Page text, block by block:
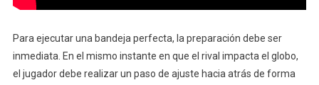
Para ejecutar una bandeja perfecta, la preparación debe ser
inmediata. En el mismo instante en que el rival impacta el globo,
el jugador debe realizar un paso de ajuste hacia atrás de forma